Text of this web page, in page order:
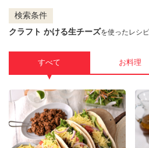
検索条件
クラフト かける生チーズを使ったレシ
すべて
▼
お料理